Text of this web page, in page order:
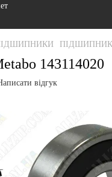
143114020
відгук